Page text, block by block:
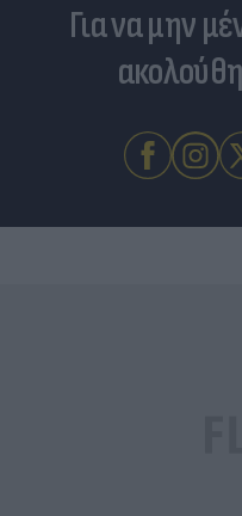
Για να μην